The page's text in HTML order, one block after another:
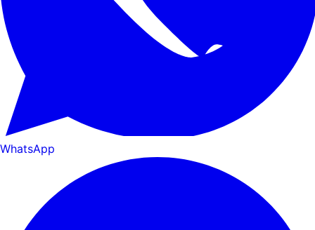
WhatsApp